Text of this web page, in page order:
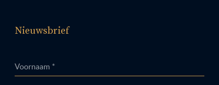
Nieuwsbrief
Voornaam *